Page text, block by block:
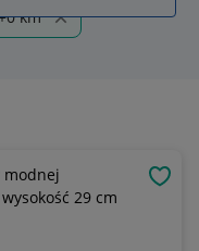
km
modnej
29 cm